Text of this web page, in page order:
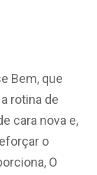
Bem, que
rotina de
cara nova e,
o
O